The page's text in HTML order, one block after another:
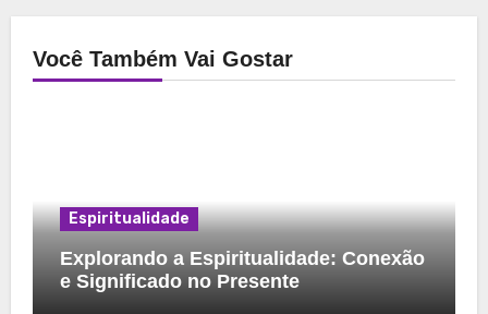
Você Também Vai Gostar
Espiritualidade
Explorando a Espiritualidade: Conexão
e Significado no Presente